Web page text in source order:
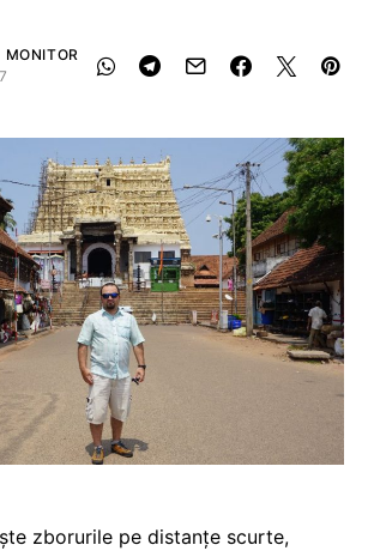
zborurile pe distanţe scurte,